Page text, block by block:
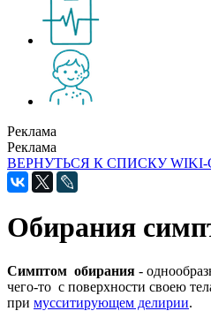
Реклама
Реклама
ВЕРНУТЬСЯ К СПИСКУ
Обирания
Симптом обирания -
чего-то с поверхности своею
при мусситирующем делирии.